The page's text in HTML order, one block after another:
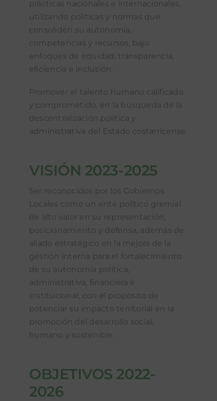
prácticas nacionales e internacionales,
utilizando políticas y normas que
consoliden su autonomía,
competencias y recursos, bajo
enfoques de equidad, transparencia,
eficiencia e inclusión.
Promover el talento humano calificado
y comprometido, en la búsqueda de la
descentralización política y
administrativa del Estado costarricense.
VISIÓN 2023-2025
Ser reconocidos por los Gobiernos
Locales como un ente político gremial
de alto valor en su representación,
posicionamiento y defensa, además de
aliado estratégico en la mejora de la
gestión interna para el fortalecimiento
de su autonomía política,
administrativa, financiera e
institucional, con el propósito de
potenciar su impacto territorial en la
promoción del desarrollo social,
humano y sostenible.
OBJETIVOS 2022-
2026